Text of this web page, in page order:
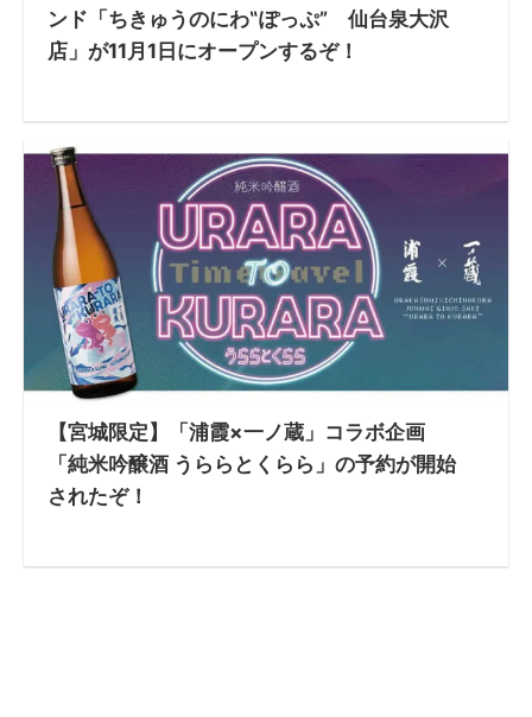
ンド「ちきゅうのにわ‟ぽっぷ” 仙台泉大沢
店」が11月1日にオープンするぞ！
【宮城限定】「浦霞×一ノ蔵」コラボ企画
「純米吟醸酒 うららとくらら」の予約が開始
されたぞ！